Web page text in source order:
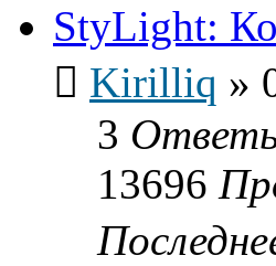
StyLight:
Kirilliq »
3
13696